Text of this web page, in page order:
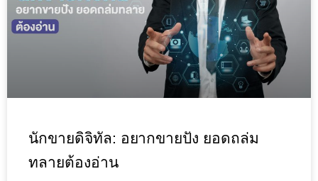
นักขายดิจิทัล: อยากขายปัง ยอดถล่ม
ทลายต้องอ่าน